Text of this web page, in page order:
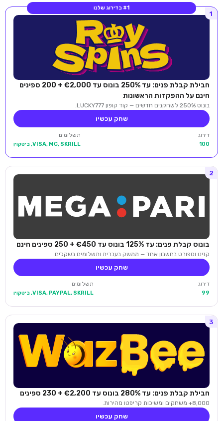
#1 בדירוג שלנו
1
חבילת קבלת פנים: עד 250% בונוס עד €2,000 + 200 ספינים
חינם על ההפקדות הראשונות
בונוס 250% לשחקנים חדשים — קוד קופון LUCKY777.
שחק עכשיו
דירוג
100
תשלומים
VISA, MC, SKRILL, ביטקוין
2
בונוס קבלת פנים: עד 125% בונוס עד €450 + 250 ספינים חינם
קזינו וספורט בחשבון אחד — ממשק בעברית ותשלומים בשקלים.
שחק עכשיו
דירוג
99
תשלומים
VISA, PAYPAL, SKRILL, ביטקוין
3
חבילת קבלת פנים: עד 280% בונוס עד €2,200 + 230 ספינים
8,000+ משחקים ומשיכות קריפטו מהירות.
שחק עכשיו